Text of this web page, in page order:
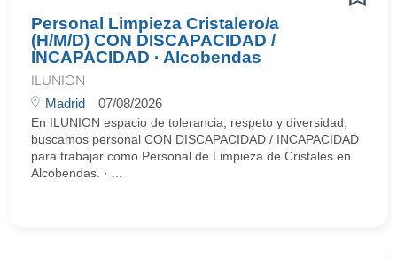
Personal Limpieza Cristalero/a
(H/M/D) CON DISCAPACIDAD /
INCAPACIDAD · Alcobendas
ILUNION
Madrid 07/08/2026
En ILUNION espacio de tolerancia, respeto y diversidad,
buscamos personal CON DISCAPACIDAD / INCAPACIDAD
para trabajar como Personal de Limpieza de Cristales en
Alcobendas. · ...